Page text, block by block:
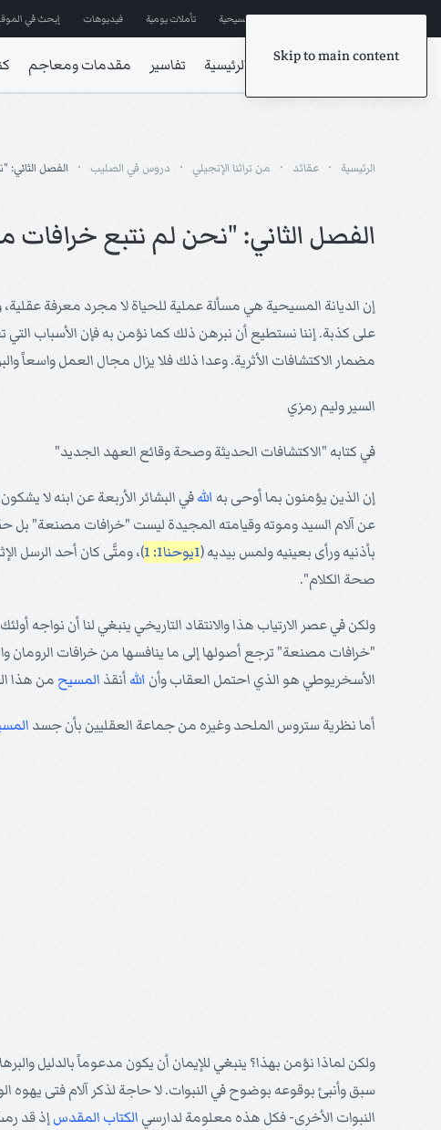
Skip to main content
إشترك في المراسلات ترانيم مسيحية تأملات يومية فيديوهات إبحث في
الرئيسية تفاسير مقدمات ومعاجم
الرئيسية عقائد من تراثنا الإنجيلي دروس في الصليب الفصل
الفصل الثاني: "نحن لم نتبع
إن الديانة المسيحية هي مسألة عملية للحياة لا مجرد معرفة عقلية،
على كذبة. إننا نستطيع أن نبرهن ذلك كما نؤمن به فإن الأسباب
مضمار الاكتشافات الأثرية. وعدا ذلك فلا يزال مجال العمل واسعاً
السير وليم رمزي
في كتابه "الاكتشافات الحديثة وصحة وقائع العهد الجديد"
إن الذين يؤمنون بما أوحى به اللهفي البشائر الأربعة عن ابنه لا
عن آلام السيد وموته وقيامته المجيدة ليست "خرافات مصنعة" بل
بأذنيه ورأى بعينيه ولمس بيديه (1يوحنا1: 1
)، ومتَّى كان أحد الرسل
صحة الكلام".
ولكن في عصر الارتياب هذا والانتقاد التاريخي ينبغي لنا أن نواجه
"خرافات مصنعة" ترجع أصولها إلى ما ينافسها من خرافات الرومان
الأسخريوطي هو الذي احتمل العقاب وأن الله أنقذ المسيح من هذا
أما نظرية ستروس الملحد وغيره من جماعة العقليين بأن جسد
ولكن لماذا نؤمن بهذا؟ ينبغي للإيمان أن يكون مدعوماً بالدليل
سبق وأنبئ بوقوعه بوضوح في النبوات. لا حاجة لذكر آلام فتى
النبوات الأخرى- فكل هذه معلومة لدارسي الكتاب المقدسإذ قد